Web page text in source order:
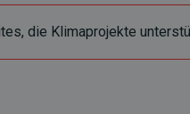
die Klimaprojekte